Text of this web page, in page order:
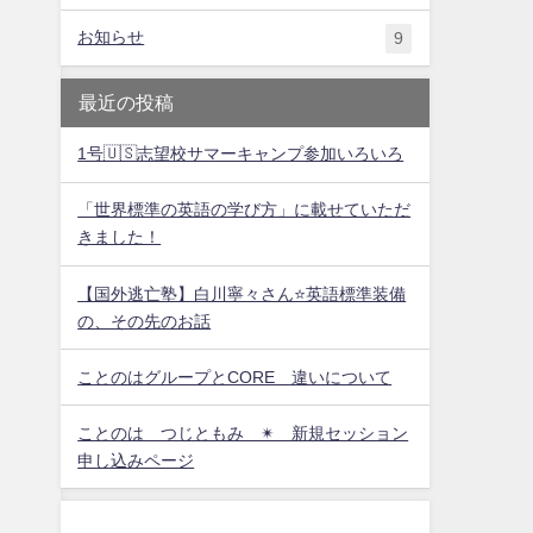
お知らせ 9
最近の投稿
1号🇺🇸志望校サマーキャンプ参加いろいろ
「世界標準の英語の学び方」に載せていただ
きました！
【国外逃亡塾】白川寧々さん⭐️英語標準装備
の、その先のお話
ことのはグループとCORE 違いについて
ことのは つじともみ ✴︎ 新規セッション
申し込みページ